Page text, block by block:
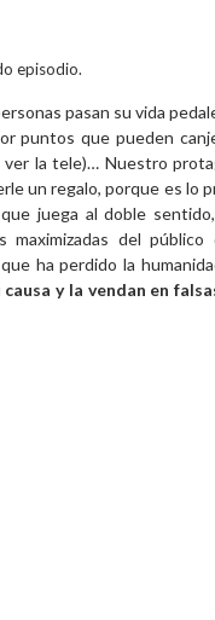
episodio.
pasan su vida
puntos que pueden
ver la tele)… Nuestro
un regalo, porque es lo
juega al doble
del público
ha perdido la
y la vendan en